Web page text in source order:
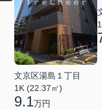
文京区湯島１丁目
1K (22.37㎡)
9.1万円